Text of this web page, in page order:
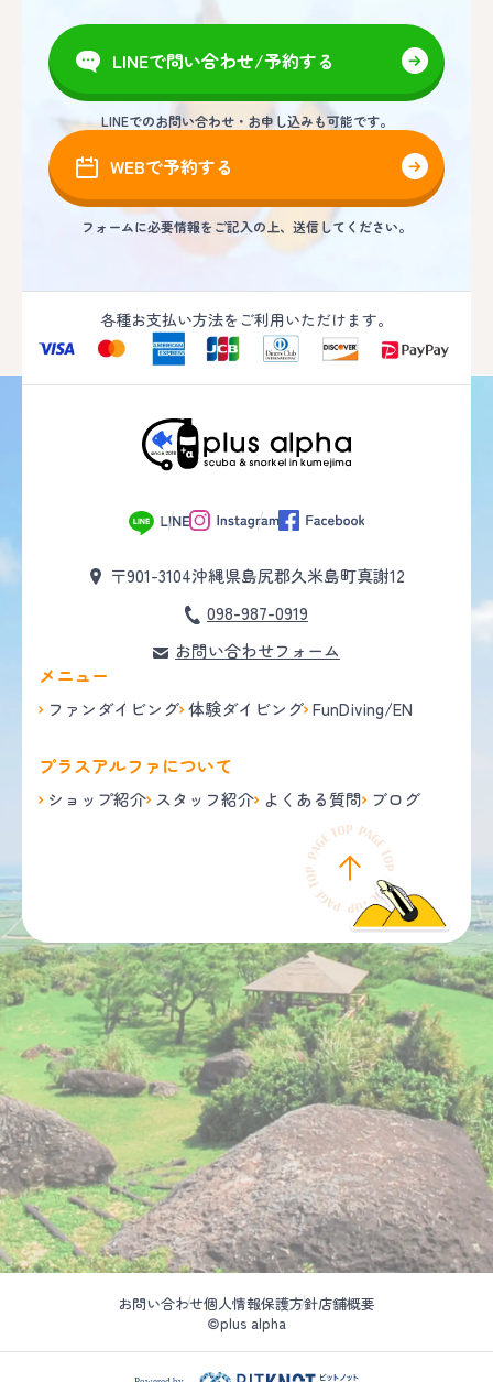
LINEで問い合わせ/予約する
LINEでのお問い合わせ・お申し込みも可能です。
WEBで予約する
フォームに必要情報をご記入の上、送信してください。
各種お支払い方法をご利用いただけます。
〒901-3104沖縄県島尻郡久米島町真謝12
098-987-0919
お問い合わせフォーム
メニュー
ファンダイビング 体験ダイビング FunDiving/EN
プラスアルファについて
ショップ紹介 スタッフ紹介 よくある質問 ブログ
お問い合わせ個人情報保護方針店舗概要
©plus alpha